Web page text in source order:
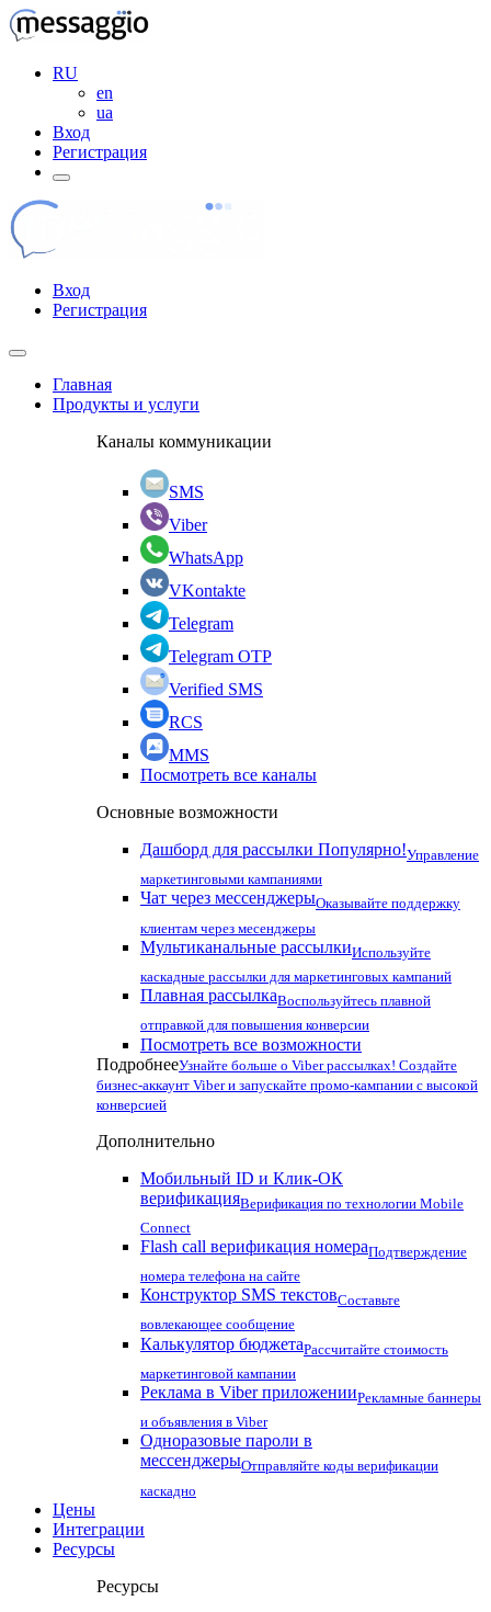
RU
en
ua
Вход
Регистрация
Вход
Регистрация
Главная
Продукты и услуги
Каналы коммуникации
SMS
Viber
WhatsApp
VKontakte
Telegram
Telegram OTP
Verified SMS
RCS
MMS
Посмотреть все каналы
Основные возможности
Дашборд для рассылки Популярно!Управление
маркетинговыми кампаниями
Чат через мессенджерыОказывайте поддержку
клиентам через месенджеры
Мультиканальные рассылкиИспользуйте
каскадные рассылки для маркетинговых кампаний
Плавная рассылкаВоспользуйтесь плавной
отправкой для повышения конверсии
Посмотреть все возможности
ПодробнееУзнайте больше о Viber рассылках! Создайте
бизнес-аккаунт Viber и запускайте промо-кампании с высокой
конверсией
Дополнительно
Мобильный ID и Клик-ОК
верификацияВерификация по технологии Mobile
Connect
Flash call верификация номераПодтверждение
номера телефона на сайте
Конструктор SMS текстовСоставьте
вовлекающее сообщение
Калькулятор бюджетаРассчитайте стоимость
маркетинговой кампании
Реклама в Viber приложенииРекламные баннеры
и объявления в Viber
Одноразовые пароли в
мессенджерыОтправляйте коды верификации
каскадно
Цены
Интеграции
Ресурсы
Ресурсы